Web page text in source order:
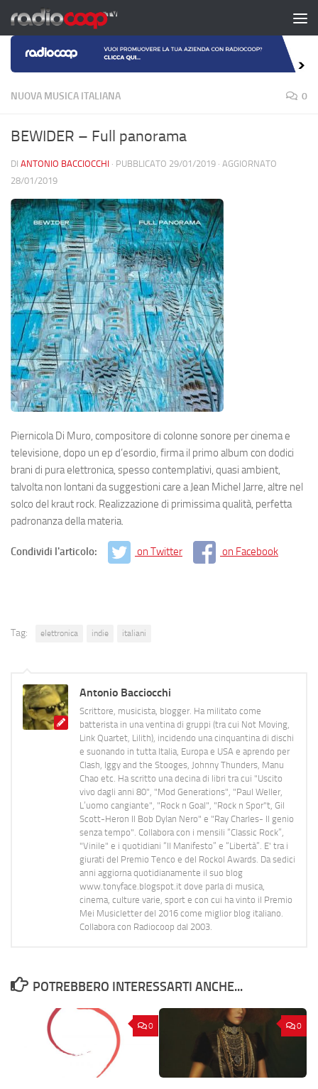
Salta al contenuto
NUOVA MUSICA ITALIANA 0
BEWIDER – Full panorama
DI ANTONIO BACCIOCCHI · PUBBLICATO 29/01/2019 · AGGIORNATO
28/01/2019
Piernicola Di Muro, compositore di colonne sonore per cinema e
televisione, dopo un ep d’esordio, firma il primo album con dodici
brani di pura elettronica, spesso contemplativi, quasi ambient,
talvolta non lontani da suggestioni care a Jean Michel Jarre, altre nel
solco del kraut rock. Realizzazione di primissima qualità, perfetta
padronanza della materia.
Condividi l'articolo: on Twitter on Facebook
Tag: elettronica indie italiani
Antonio Bacciocchi
Scrittore, musicista, blogger. Ha militato come
batterista in una ventina di gruppi (tra cui Not Moving,
Link Quartet, Lilith), incidendo una cinquantina di dischi
e suonando in tutta Italia, Europa e USA e aprendo per
Clash, Iggy and the Stooges, Johnny Thunders, Manu
Chao etc. Ha scritto una decina di libri tra cui "Uscito
vivo dagli anni 80", "Mod Generations", "Paul Weller,
L’uomo cangiante", "Rock n Goal", "Rock n Spor"t, Gil
Scott-Heron Il Bob Dylan Nero" e "Ray Charles- Il genio
senza tempo". Collabora con i mensili “Classic Rock”,
"Vinile" e i quotidiani “Il Manifesto” e “Libertà”. E' tra i
giurati del Premio Tenco e del Rockol Awards. Da sedici
anni aggiorna quotidianamente il suo blog
www.tonyface.blogspot.it dove parla di musica,
cinema, culture varie, sport e con cui ha vinto il Premio
Mei Musicletter del 2016 come miglior blog italiano.
Collabora con Radiocoop dal 2003.
POTREBBERO INTERESSARTI ANCHE...
0 0